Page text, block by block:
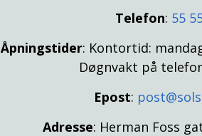
Telefon: 55
Åpningstider: Kontortid:
Døgnvakt på
Epost:
Adresse: Herman Foss